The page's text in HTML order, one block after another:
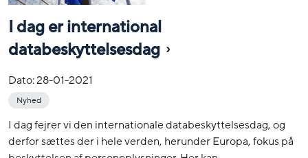
I dag er international
databeskyttelsesdag
Dato:28-01-2021
Nyhed
I dag fejrer vi den internationale databeskyttelsesdag, og
derfor sættes der i hele verden, herunder Europa, fokus på